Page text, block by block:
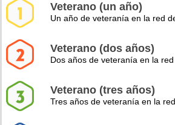
Veterano (un año)
Un año de veteranía en la red
Veterano (dos años)
Dos años de veteranía en la
Veterano (tres años)
Tres años de veteranía en la